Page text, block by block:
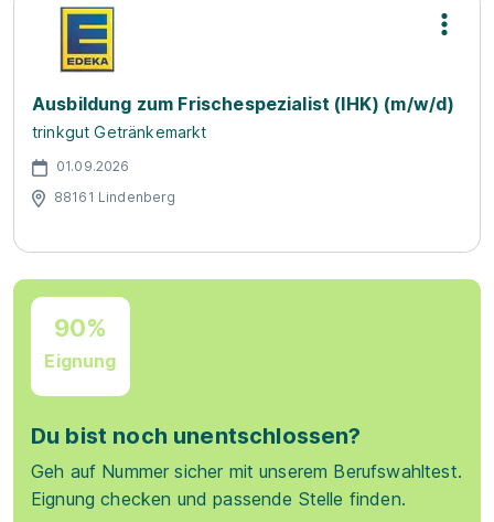
Ausbildung zum Frischespezialist (IHK) (m/w/d)
trinkgut Getränkemarkt
01.09.2026
88161 Lindenberg
90%
Eignung
Du bist noch unentschlossen?
Geh auf Nummer sicher mit unserem Berufswahltest.
Eignung checken und passende Stelle finden.